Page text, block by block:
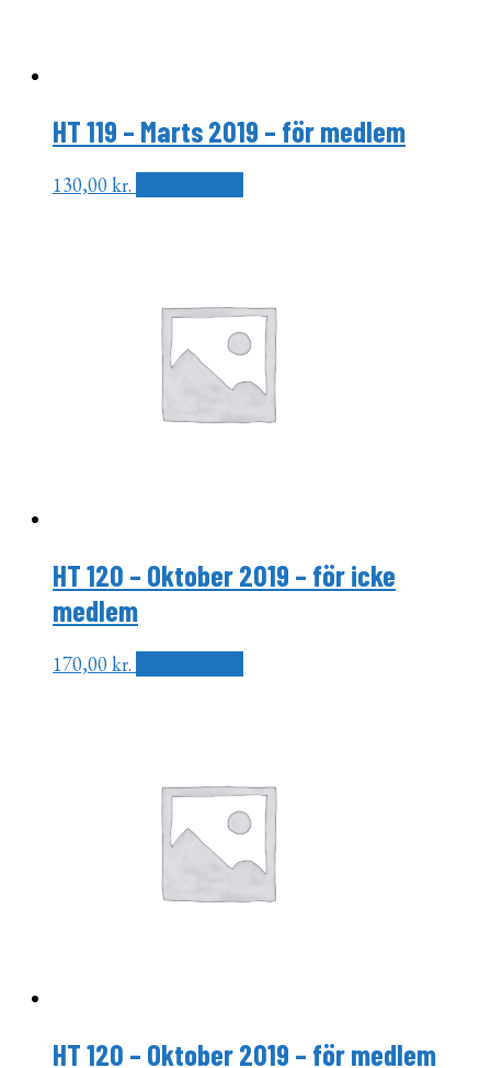
HT 119 – Marts 2019 – för medlem
130,00kr.
HT 120 – Oktober 2019 – för icke
medlem
170,00kr.
HT 120 – Oktober 2019 – för medlem